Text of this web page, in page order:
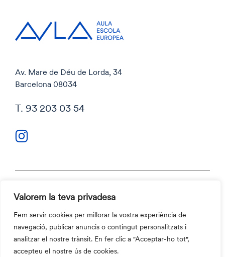
Valorem la teva privadesa
Fem servir cookies per millorar la vostra experiència de
navegació, publicar anuncis o contingut personalitzats i
analitzar el nostre trànsit. En fer clic a "Acceptar-ho tot",
accepteu el nostre ús de cookies.
Av. Mare de Déu de Lorda, 34
Barcelona 08034
T. 93 203 03 54
Política de privacitat
Política de cookies
Codi ètic i Canal ètic
Contacte
©2026 Aula Escola Europea